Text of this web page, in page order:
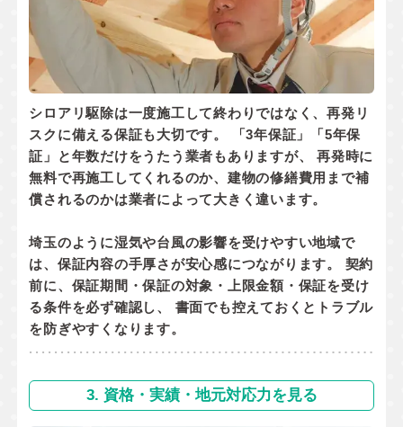
シロアリ駆除は一度施工して終わりではなく、再発リ
スクに備える保証も大切です。 「3年保証」「5年保
証」と年数だけをうたう業者もありますが、 再発時に
無料で再施工してくれるのか、 建物の修繕費用まで補
償されるのかは業者によって大きく違います。
埼玉のように湿気や台風の影響を受けやすい地域で
は、保証内容の手厚さが安心感につながります。 契約
前に、 保証期間・保証の対象・上限金額・保証を受け
る条件を必ず確認し、 書面でも控えておくとトラブル
を防ぎやすくなります。
3. 資格・実績・地元対応力を見る